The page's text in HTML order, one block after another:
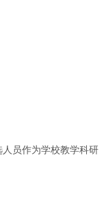
员作为学校教学科研